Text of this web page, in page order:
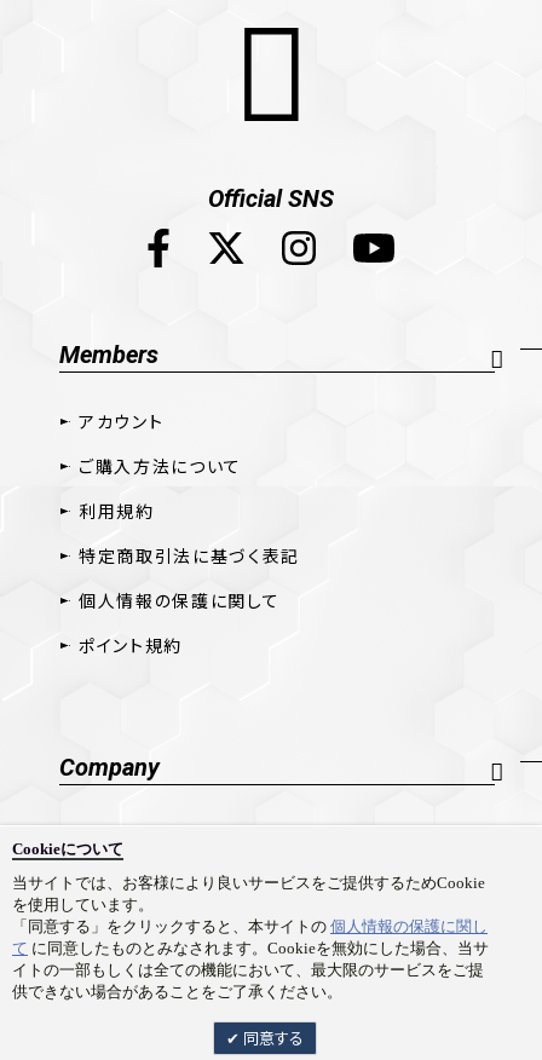
Cookieについて
当サイトでは、お客様により良いサービスをご提供するためCookie
を使用しています。
「同意する」をクリックすると、本サイトの 個人情報の保護に関し
て に同意したものとみなされます。Cookieを無効にした場合、当サ
イトの一部もしくは全ての機能において、最大限のサービスをご提
供できない場合があることをご了承ください。
同意する
Official SNS
Members
アカウント
ご購入方法について
利用規約
特定商取引法に基づく表記
個人情報の保護に関して
ポイント規約
Company
会社概要
採用情報
お問い合わせ
Copyright © Prime 1 Studio Co.,Ltd. All rights reserved.